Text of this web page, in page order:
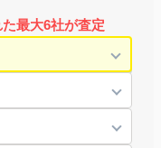
最大6社が査定